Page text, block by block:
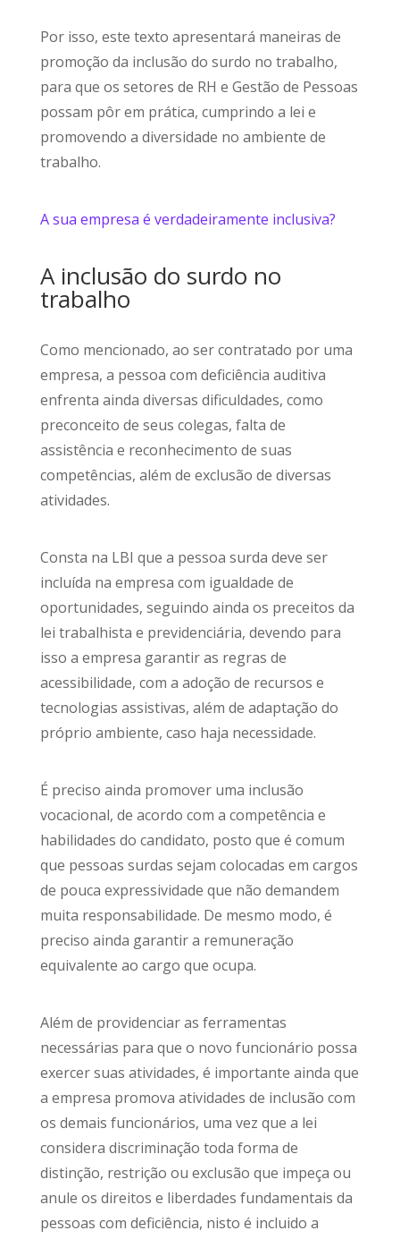
Por isso, este texto apresentará maneiras de
promoção da inclusão do surdo no trabalho,
para que os setores de RH e Gestão de Pessoas
possam pôr em prática, cumprindo a lei e
promovendo a diversidade no ambiente de
trabalho.
A sua empresa é verdadeiramente inclusiva?
A inclusão do surdo no
trabalho
Como mencionado, ao ser contratado por uma
empresa, a pessoa com deficiência auditiva
enfrenta ainda diversas dificuldades, como
preconceito de seus colegas, falta de
assistência e reconhecimento de suas
competências, além de exclusão de diversas
atividades.
Consta na LBI que a pessoa surda deve ser
incluída na empresa com igualdade de
oportunidades, seguindo ainda os preceitos da
lei trabalhista e previdenciária, devendo para
isso a empresa garantir as regras de
acessibilidade, com a adoção de recursos e
tecnologias assistivas, além de adaptação do
próprio ambiente, caso haja necessidade.
É preciso ainda promover uma inclusão
vocacional, de acordo com a competência e
habilidades do candidato, posto que é comum
que pessoas surdas sejam colocadas em cargos
de pouca expressividade que não demandem
muita responsabilidade. De mesmo modo, é
preciso ainda garantir a remuneração
equivalente ao cargo que ocupa.
Além de providenciar as ferramentas
necessárias para que o novo funcionário possa
exercer suas atividades, é importante ainda que
a empresa promova atividades de inclusão com
os demais funcionários, uma vez que a lei
considera discriminação toda forma de
distinção, restrição ou exclusão que impeça ou
anule os direitos e liberdades fundamentais da
pessoas com deficiência, nisto é incluido a